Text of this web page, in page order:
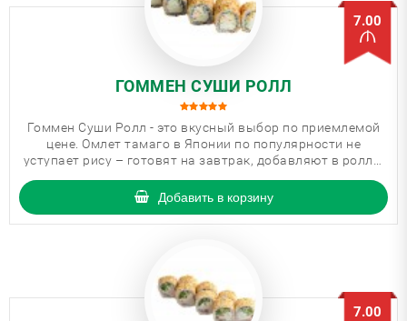
ГОММЕН СУШИ РОЛЛ
7.00
Гоммен Суши Ролл - это вкусный выбор по приемлемой
цене. Омлет тамаго в Японии по популярности не
уступает рису – готовят на завтрак, добавляют в роллы
Добавить в корзину
7.00